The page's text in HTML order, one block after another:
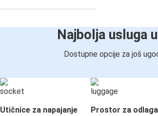
Najbolja usluga
Dostupne opcije za još
Utičnice za napajanje
Prostor za